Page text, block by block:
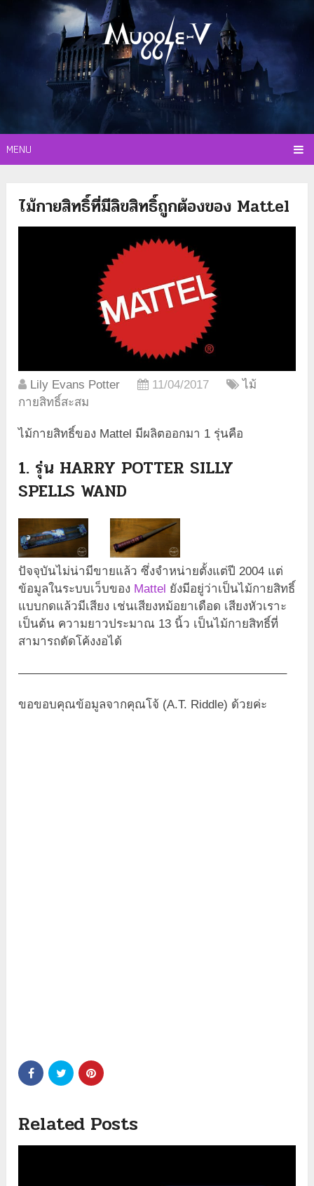
MENU
ไม้กายสิทธิ์ที่มีลิขสิทธิ์ถูกต้องของ Mattel
Lily Evans Potter 11/04/2017
ไม้
กายสิทธิ์สะสม
ไม้กายสิทธิ์ของ Mattel มีผลิตออกมา 1 รุ่นคือ
1. รุ่น HARRY POTTER SILLY
SPELLS WAND
ปัจจุบันไม่น่ามีขายแล้ว ซึ่งจำหน่ายตั้งแต่ปี 2004 แต่
ข้อมูลในระบบเว็บของ Mattel ยังมีอยู่ว่าเป็นไม้กายสิทธิ์
แบบกดแล้วมีเสียง เช่นเสียงหม้อยาเดือด เสียงหัวเราะ
เป็นต้น ความยาวประมาณ 13 นิ้ว เป็นไม้กายสิทธิ์ที่
สามารถดัดโค้งงอได้
——————————————————————–
ขอขอบคุณข้อมูลจากคุณโจ้ (A.T. Riddle) ด้วยค่ะ
Related Posts